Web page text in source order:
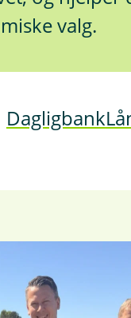
valg.
Dagligbank